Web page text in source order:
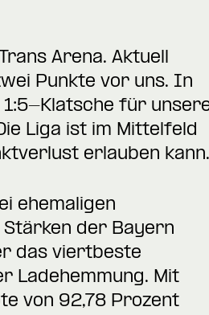
Arena. Aktuell
Punkte vor uns. In
1:5-Klatsche für
Liga ist im Mittelfeld
erlauben kann.
ehemaligen
Stärken der Bayern
das viertbeste
Ladehemmung. Mit
von 92,78 Prozent